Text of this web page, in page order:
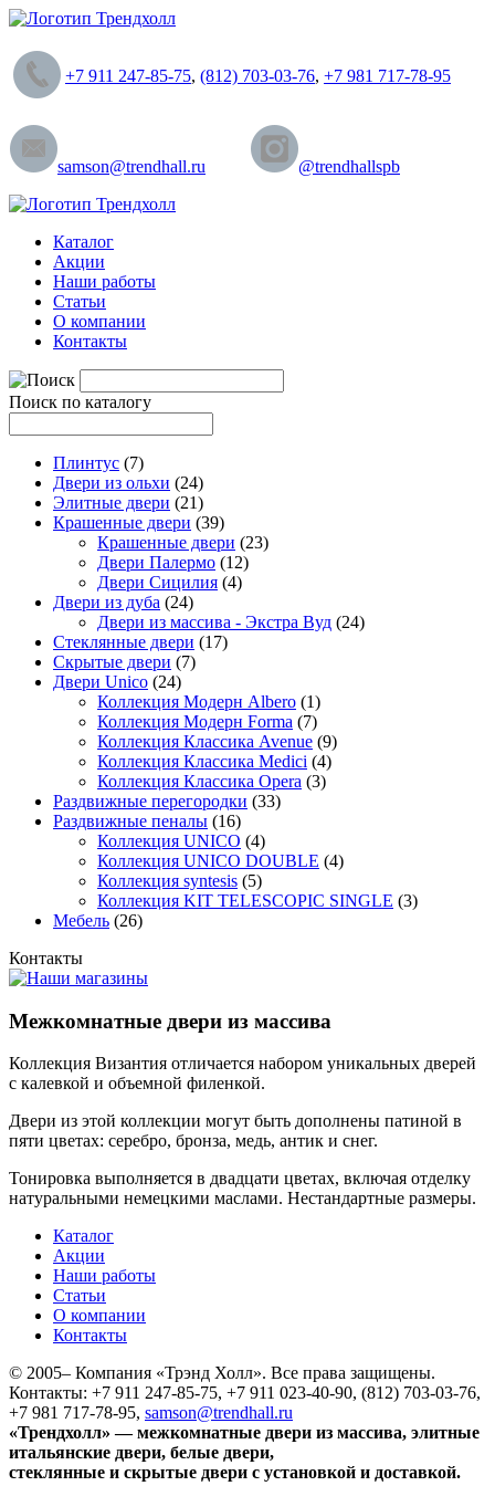
+7 911 247-85-75, (812) 703-03-76, +7 981 717-78-95
samson@trendhall.ru @trendhallspb
Каталог
Акции
Наши работы
Статьи
О компании
Контакты
Поиск по каталогу
Плинтус (7)
Двери из ольхи (24)
Элитные двери (21)
Крашенные двери (39)
Крашенные двери (23)
Двери Палермо (12)
Двери Сицилия (4)
Двери из дуба (24)
Двери из массива - Экстра Вуд (24)
Стеклянные двери (17)
Скрытые двери (7)
Двери Unico (24)
Коллекция Модерн Albero (1)
Коллекция Модерн Forma (7)
Коллекция Классика Avenue (9)
Коллекция Классика Medici (4)
Коллекция Классика Opera (3)
Раздвижные перегородки (33)
Раздвижные пеналы (16)
Коллекция UNICO (4)
Коллекция UNICO DOUBLE (4)
Коллекция syntesis (5)
Коллекция KIT TELESCOPIC SINGLE (3)
Мебель (26)
Контакты
Межкомнатные двери из массива
Коллекция Византия отличается набором уникальных дверей
с калевкой и объемной филенкой.
Двери из этой коллекции могут быть дополнены патиной в
пяти цветах: серебро, бронза, медь, антик и снег.
Тонировка выполняется в двадцати цветах, включая отделку
натуральными немецкими маслами. Нестандартные размеры.
Каталог
Акции
Наши работы
Статьи
О компании
Контакты
© 2005– Компания «Трэнд Холл». Все права защищены.
Контакты: +7 911 247-85-75, +7 911 023-40-90, (812) 703-03-76,
+7 981 717-78-95, samson@trendhall.ru
«Трендхолл» — межкомнатные двери из массива, элитные
итальянские двери, белые двери,
стеклянные и скрытые двери с установкой и доставкой.